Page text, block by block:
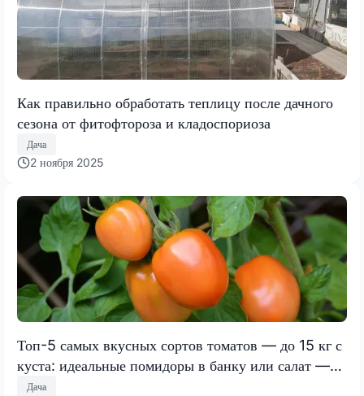
Как правильно обработать теплицу после дачного
сезона от фитофтороза и кладоспориоза
Дача
2 ноября 2025
Топ-5 самых вкусных сортов томатов — до 15 кг с
куста: идеальные помидоры в банку или салат —
аж сахар на разломе
Дача